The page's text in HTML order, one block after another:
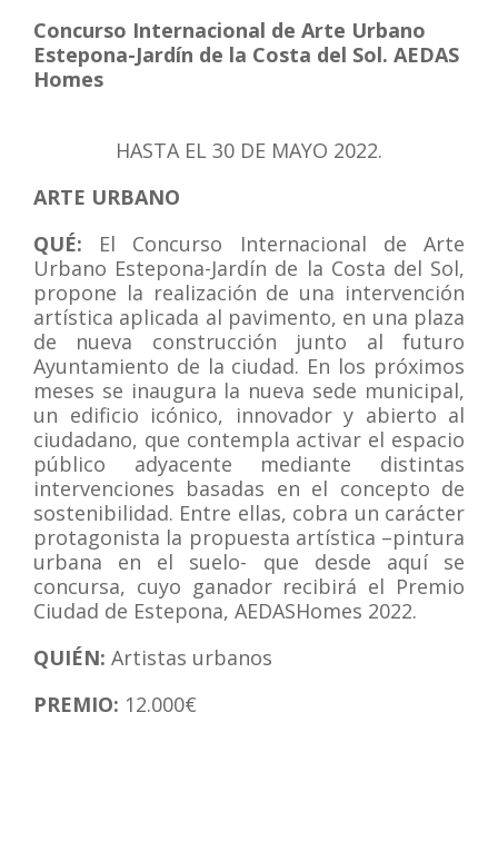
Concurso Internacional de Arte Urbano
Estepona-Jardín de la Costa del Sol. AEDAS
Homes
HASTA EL 30 DE MAYO 2022.
ARTE URBANO
QUÉ: El Concurso Internacional de Arte
Urbano Estepona-Jardín de la Costa del Sol,
propone la realización de una intervención
artística aplicada al pavimento, en una plaza
de nueva construcción junto al futuro
Ayuntamiento de la ciudad. En los próximos
meses se inaugura la nueva sede municipal,
un edificio icónico, innovador y abierto al
ciudadano, que contempla activar el espacio
público adyacente mediante distintas
intervenciones basadas en el concepto de
sostenibilidad. Entre ellas, cobra un carácter
protagonista la propuesta artística –pintura
urbana en el suelo- que desde aquí se
concursa, cuyo ganador recibirá el Premio
Ciudad de Estepona, AEDASHomes 2022.
QUIÉN: Artistas urbanos
PREMIO: 12.000€